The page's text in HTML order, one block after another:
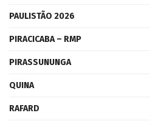
PAULISTÃO 2026
PIRACICABA – RMP
PIRASSUNUNGA
QUINA
RAFARD